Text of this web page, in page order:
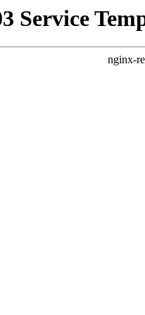
Service
nginx-